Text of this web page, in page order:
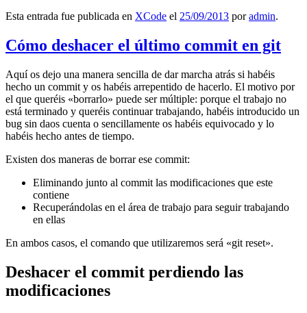
Esta entrada fue publicada en XCode el 25/09/2013 poradmin.
Cómo deshacer el último commit en git
Aquí os dejo una manera sencilla de dar marcha atrás si habéis
hecho un commit y os habéis arrepentido de hacerlo. El motivo por
el que queréis «borrarlo» puede ser múltiple: porque el trabajo no
está terminado y queréis continuar trabajando, habéis introducido un
bug sin daos cuenta o sencillamente os habéis equivocado y lo
habéis hecho antes de tiempo.
Existen dos maneras de borrar ese commit:
Eliminando junto al commit las modificaciones que este
contiene
Recuperándolas en el área de trabajo para seguir trabajando
en ellas
En ambos casos, el comando que utilizaremos será «git reset».
Deshacer el commit perdiendo las
modificaciones